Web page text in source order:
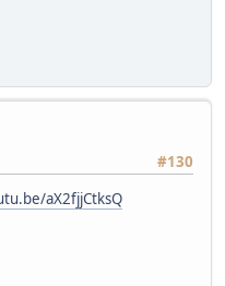
#130
aX2fjjCtksQ